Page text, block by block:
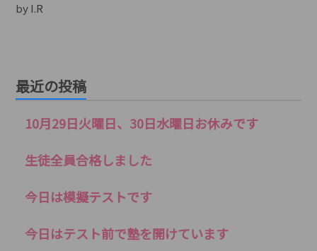
by I.R
最近の投稿
10月29日火曜日、30日水曜日お休みです
生徒全員合格しました
今日は模擬テストです
今日はテスト前で塾を開けています